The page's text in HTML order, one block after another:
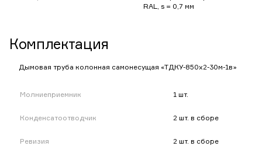
RAL, s = 0,7 мм
Комплектация
Дымовая труба колонная самонесущая «ТДКУ-850х2-30м-1в»
Молниеприемник 1 шт.
Конденсатоотводчик 2 шт. в сборе
Ревизия 2 шт. в сборе